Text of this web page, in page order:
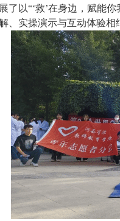
了以“‘救’在身边，赋能
、实操演示与互动体验